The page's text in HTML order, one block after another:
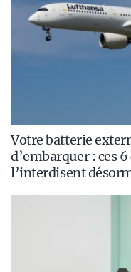
Votre batterie
d’embarquer : ces
l’interdisent